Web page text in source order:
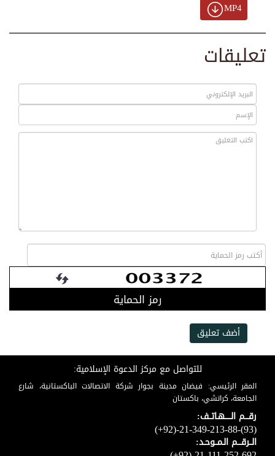
MP4
تعليقات
رمز الحماية
أضف تعليق
للتواصل مع مركز الدعوة الإسلامية:
المقر الرئيسي: فيضان مدينة بجوار شركة الاتصالات الباكستانية، شارع
الجامعة، كراتشي، باكستان
رقـــم الـــــهـاتــف:
(+92)-21-349-213-88-(93)
الــرقـــم الـمــوحـد: